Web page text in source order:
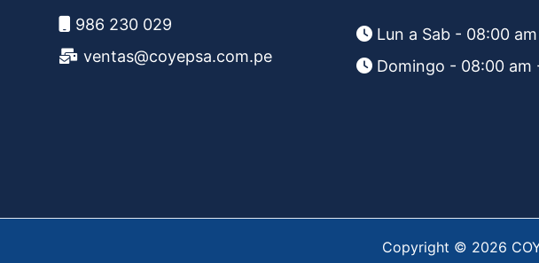
986 230 029
ventas@coyepsa.com.pe
Lun a Sab - 08:00
Domingo - 08:00 am
Copyright © 2026